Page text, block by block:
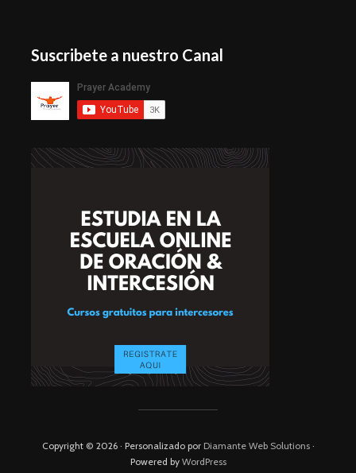
Suscribete a nuestro Canal
Copyright © 2026 · Personalizado por Diamante Web Solutions·
Powered by WordPress